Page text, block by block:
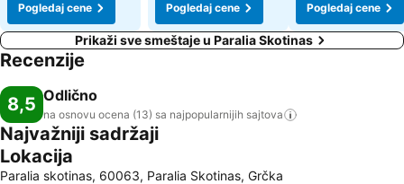
Pogledaj cene Pogledaj cene
Pogledaj cene
Prikaži sve smeštaje u Paralia Skotinas
Recenzije
8,5 Odlično
na osnovu ocena (13) sa najpopularnijih sajtova
Najvažniji sadržaji
Lokacija
Paralia skotinas, 60063, Paralia Skotinas, Grčka